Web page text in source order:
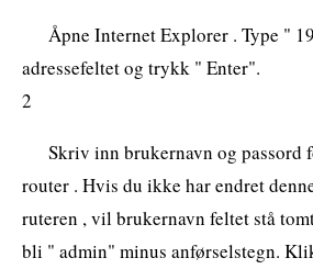
Åpne Internet Explorer . Type "
adressefeltet og trykk " Enter".
2
Skriv inn brukernavn og passord
router . Hvis du ikke har endret
ruteren , vil brukernavn feltet stå
bli " admin" minus anførselstegn.